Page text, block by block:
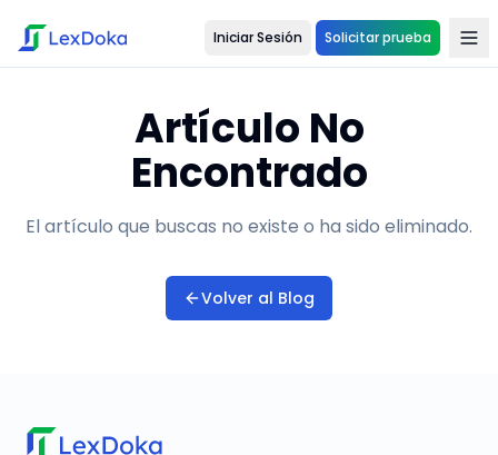
Iniciar Sesión Solicitar prueba
Artículo No
Encontrado
El artículo que buscas no existe o ha sido eliminado.
Volver al Blog